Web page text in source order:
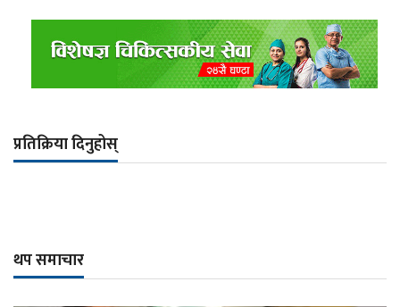
प्रतिक्रिया दिनुहोस्
थप समाचार